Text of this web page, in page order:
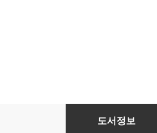
2026 시대에듀 All-
도서정보